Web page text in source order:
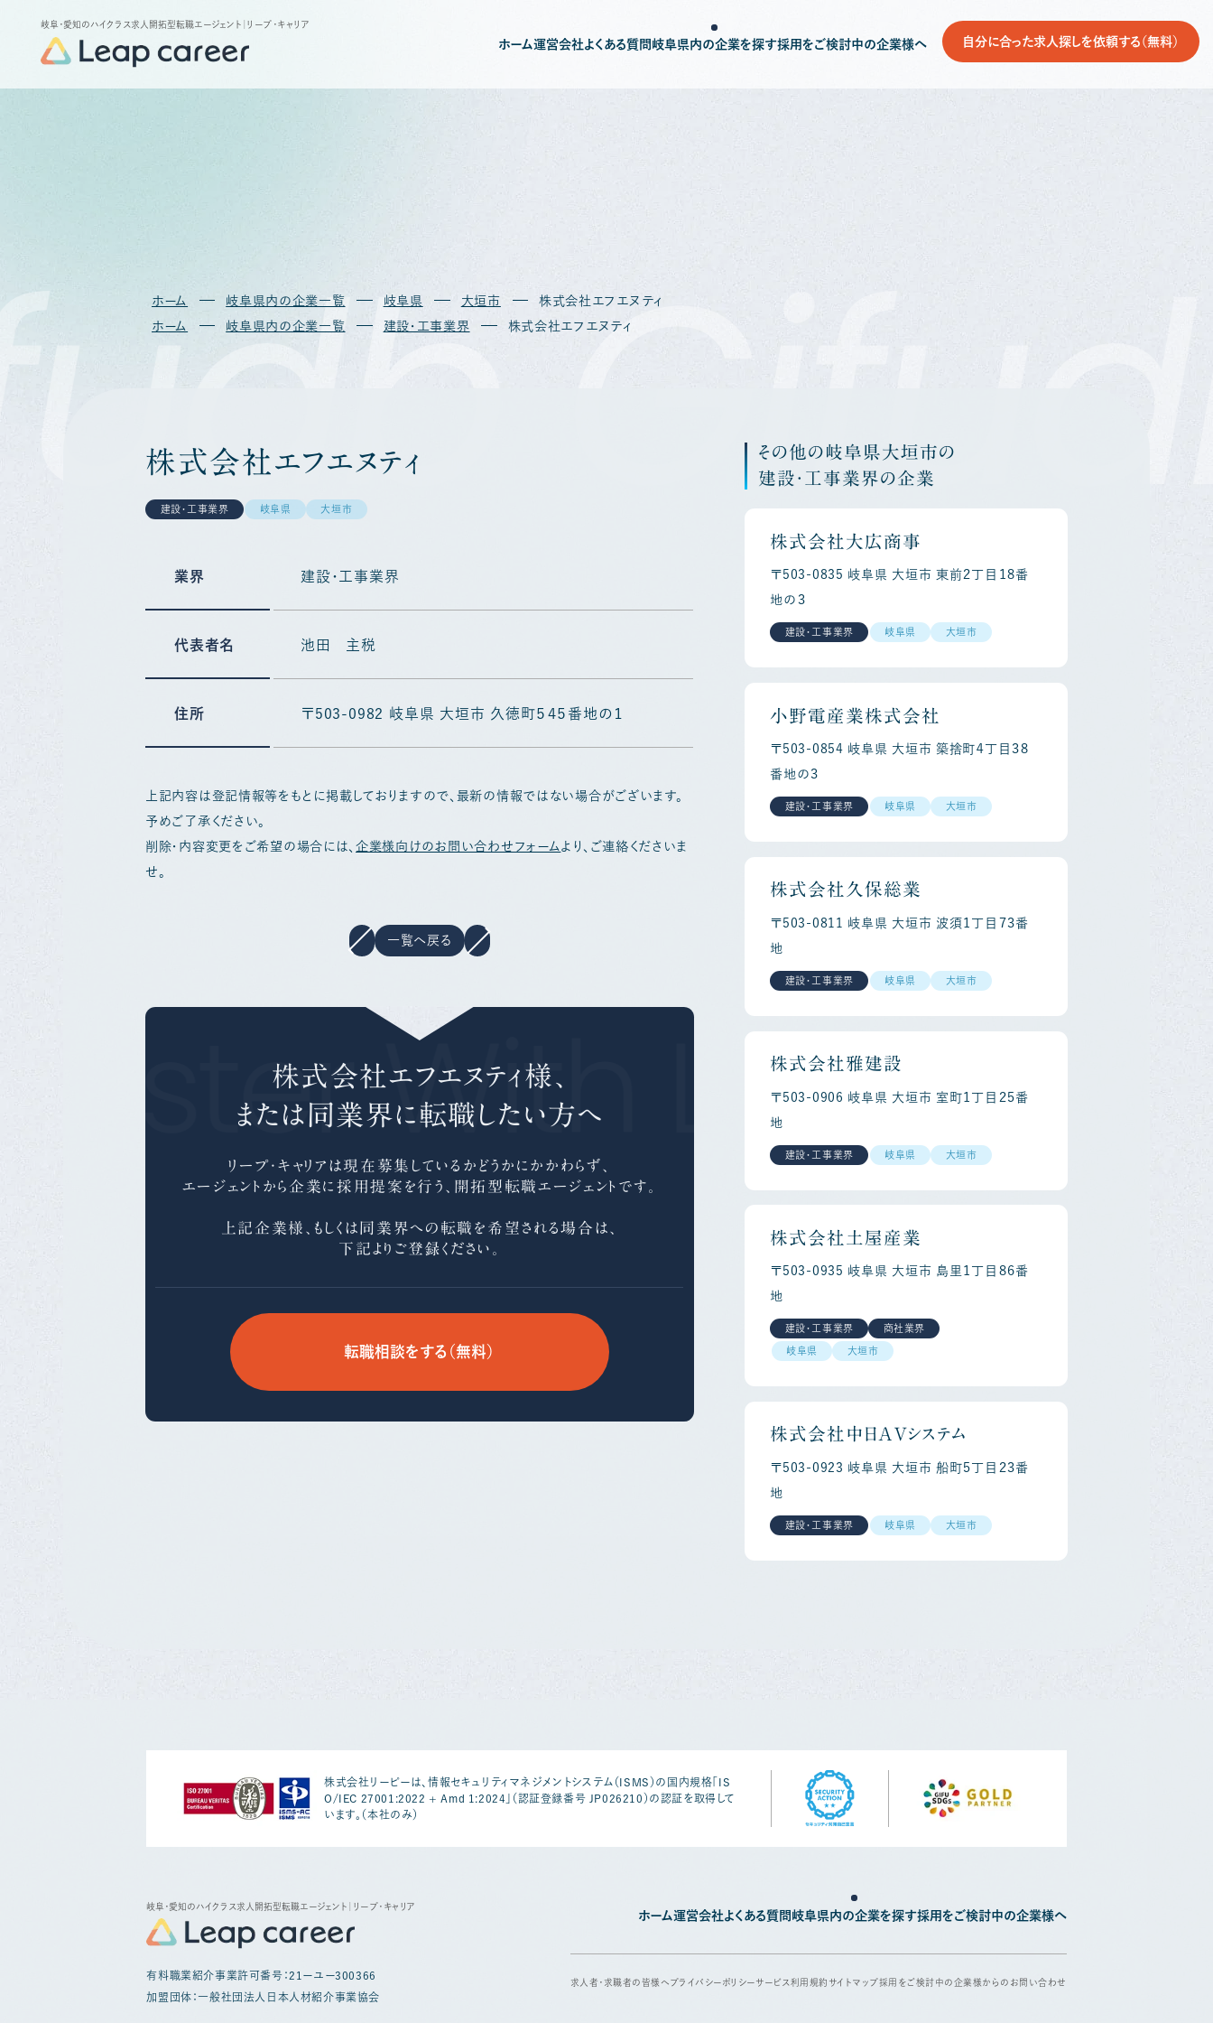
岐阜・愛知のハイクラス求人開拓型転職エージェント ｜リープ・キャリア
ホーム運営会社よくある質問 岐阜県内の企業を探す採用をご検討中の企業様へ 自分に合った求人探しを依頼する（無料）
ホーム 岐阜県内の企業一覧 岐阜県 大垣市
株式会社エフエヌティ
ホーム
岐阜県内の企業一覧 建設・工事業界 株式会社エフエヌティ
株式会社エフエヌティ
建設・工事業界 岐阜県 大垣市
業界 建設・工事業界
代表者名 池田 主税
住所 〒503-0982 岐阜県 大垣市 久徳町５４５番地の１
上記内容は登記情報等をもとに掲載しておりますので、最新の情報ではない場合がございます。
予めご了承ください。
削除・内容変更をご希望の場合には、企業様向けのお問い合わせフォーム より、ご連絡くださいま
せ。
一覧へ戻る
With Leap
株式会社エフエヌティ様、
または同業界に転職したい方へ
リープ・キャリアは現在募集しているかどうかにかかわらず、
エージェントから企業に採用提案を行う、
開拓型転職エージェントです。
上記企業様、もしくは同業界への 転職を希望される場合は、
下記よりご登録ください。
転職相談をする（無料）
その他の岐阜県大垣市の
建設・工事業界の企業
株式会社大広商事
〒503-0835 岐阜県 大垣市 東前２丁目１８番
地の３
建設・工事業界 岐阜県 大垣市
小野電産業株式会社
〒503-0854 岐阜県 大垣市 築捨町４丁目３８
番地の３
建設・工事業界 岐阜県 大垣市
株式会社久保総業
〒503-0811 岐阜県 大垣市 波須１丁目７３番
地
建設・工事業界 岐阜県 大垣市
株式会社雅建設
〒503-0906 岐阜県 大垣市 室町１丁目２５番
地
建設・工事業界 岐阜県 大垣市
株式会社土屋産業
〒503-0935 岐阜県 大垣市 島里１丁目８６番
地
建設・工事業界 商社業界
岐阜県 大垣市
株式会社中日ＡＶシステム
〒503-0923 岐阜県 大垣市 船町５丁目２３番
地
建設・工事業界 岐阜県 大垣市
株式会社リーピーは、情報セキュリティマネジメントシステム（ISMS）の国内規格「IS
O/IEC 27001:2022 + Amd 1:2024」（認証登録番号 JP026210）の認証を取得して
います。（本社のみ）
岐阜・愛知のハイクラス求人開拓型転職エージェント ｜リープ・キャリア
有料職業紹介事業許可番号：21ーユー300366
加盟団体：一般社団法人日本人材紹介事業協会
ホーム運営会社 よくある質問 岐阜県内の企業を探す採用をご検討中の企業様へ
求人者・求職者の皆様へ プライバシーポリシー サービス利用規約 サイトマップ採用をご検討中の企業様からのお問い合わせ